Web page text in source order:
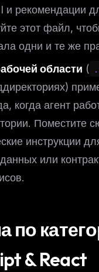
и рекомендации
этот файл,
одни и те же
области (
когда агент
Поместите
инструкции
или
по
& React